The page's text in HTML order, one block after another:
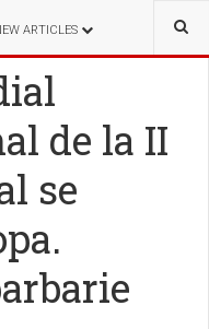
ARTICLES
de la II
se